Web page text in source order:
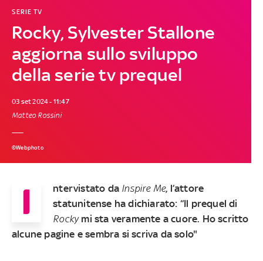
Rocky, Sylvester Stallone
aggiorna sullo sviluppo
della serie tv prequel
SERIE TV
03 set 2024 - 11:47
Matteo Rossini
©Webphoto
I ntervistato da Inspire Me, l’attore
statunitense ha dichiarato: “Il prequel di
Rockymi sta veramente a cuore. Ho scritto
alcune pagine e sembra si scriva da solo"